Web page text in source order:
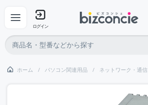
ログイン
ホーム パソコン関連用品 ネットワーク・通信